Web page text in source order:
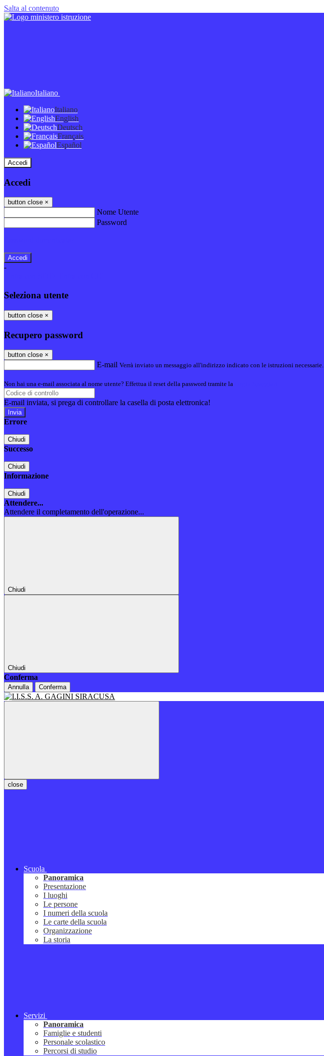
Salta al contenuto
Italiano
Italiano
English
Deutsch
Français
Español
Accedi
Accedi
button close ×
Nome Utente
Password
-
Seleziona utente
button close ×
Recupero password
button close ×
E-mail Verrà inviato un messaggio all'indirizzo indicato con le istruzioni necessarie.
Non hai una e-mail associata al nome utente? Effettua il reset della password tramite la
E-mail inviata, si prega di controllare la casella di posta elettronica!
Errore
Chiudi
Successo
Chiudi
Informazione
Chiudi
Attendere...
Attendere il completamento dell'operazione...
Chiudi
Chiudi
Conferma
Annulla Conferma
close
Scuola
Panoramica
Presentazione
I luoghi
Le persone
I numeri della scuola
Le carte della scuola
Organizzazione
La storia
Servizi
Panoramica
Famiglie e studenti
Personale scolastico
Percorsi di studio